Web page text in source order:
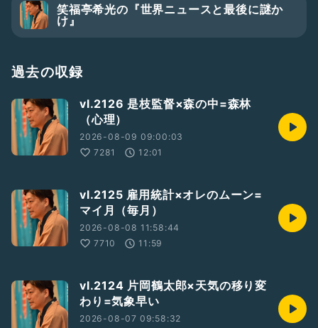
笑福亭希光の『世界ニュースと最後に謎か
け』
過去の収録
vl.2126 是枝監督×森の中=森林
（心理）
2026-08-09 09:00:03
7281
12:01
vl.2125 雇用統計×オレのムーン=
マイ月（毎月）
2026-08-08 11:58:44
7710
11:59
vl.2124 片岡鶴太郎×天気の移り変
わり=気象早い
2026-08-07 09:58:32